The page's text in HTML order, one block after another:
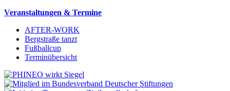
Veranstaltungen & Termine
AFTER-WORK
Bergstraße tanzt
Fußballcup
Terminübersicht